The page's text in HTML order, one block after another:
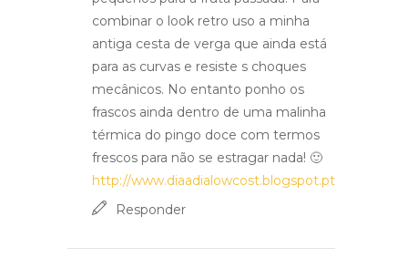
combinar o look retro uso a minha
antiga cesta de verga que ainda está
para as curvas e resiste s choques
mecânicos. No entanto ponho os
frascos ainda dentro de uma malinha
térmica do pingo doce com termos
frescos para não se estragar nada! 🙂
http://www.diaadialowcost.blogspot.pt
Responder